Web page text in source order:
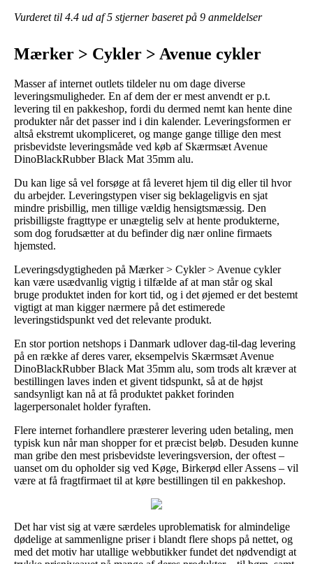
Vurderet til 4.4 ud af 5 stjerner baseret på 9 anmeldelser
Mærker > Cykler > Avenue cykler
Masser af internet outlets tildeler nu om dage diverse
leveringsmuligheder. En af dem der er mest anvendt er p.t.
levering til en pakkeshop, fordi du dermed nemt kan hente dine
produkter når det passer ind i din kalender. Leveringsformen er
altså ekstremt ukompliceret, og mange gange tillige den mest
prisbevidste leveringsmåde ved køb af Skærmsæt Avenue
DinoBlackRubber Black Mat 35mm alu.
Du kan lige så vel forsøge at få leveret hjem til dig eller til hvor
du arbejder. Leveringstypen viser sig beklageligvis en sjat
mindre prisbillig, men tillige vældig hensigtsmæssig. Den
prisbilligste fragttype er unægtelig selv at hente produkterne,
som dog forudsætter at du befinder dig nær online firmaets
hjemsted.
Leveringsdygtigheden på Mærker > Cykler > Avenue cykler
kan være usædvanlig vigtig i tilfælde af at man står og skal
bruge produktet inden for kort tid, og i det øjemed er det bestemt
vigtigt at man kigger nærmere på det estimerede
leveringstidspunkt ved det relevante produkt.
En stor portion netshops i Danmark udlover dag-til-dag levering
på en række af deres varer, eksempelvis Skærmsæt Avenue
DinoBlackRubber Black Mat 35mm alu, som trods alt kræver at
bestillingen laves inden et givent tidspunkt, så at de højst
sandsynligt kan nå at få produktet pakket forinden
lagerpersonalet holder fyraften.
Flere internet forhandlere præsterer levering uden betaling, men
typisk kun når man shopper for et præcist beløb. Desuden kunne
man gribe den mest prisbevidste leveringsversion, der oftest –
uanset om du opholder sig ved Køge, Birkerød eller Assens – vil
være at få fragtfirmaet til at køre bestillingen til en pakkeshop.
Det har vist sig at være særdeles uproblematisk for almindelige
dødelige at sammenligne priser i blandt flere shops på nettet, og
med det motiv har utallige webbutikker fundet det nødvendigt at